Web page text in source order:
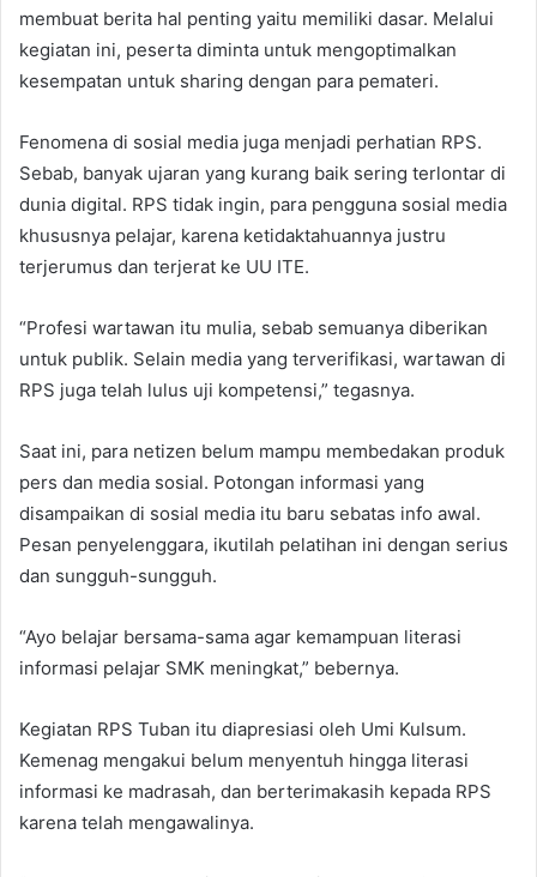
membuat berita hal penting yaitu memiliki dasar. Melalui
kegiatan ini, peserta diminta untuk mengoptimalkan
kesempatan untuk sharing dengan para pemateri.
Fenomena di sosial media juga menjadi perhatian RPS.
Sebab, banyak ujaran yang kurang baik sering terlontar di
dunia digital. RPS tidak ingin, para pengguna sosial media
khususnya pelajar, karena ketidaktahuannya justru
terjerumus dan terjerat ke UU ITE.
“Profesi wartawan itu mulia, sebab semuanya diberikan
untuk publik. Selain media yang terverifikasi, wartawan di
RPS juga telah lulus uji kompetensi,” tegasnya.
Saat ini, para netizen belum mampu membedakan produk
pers dan media sosial. Potongan informasi yang
disampaikan di sosial media itu baru sebatas info awal.
Pesan penyelenggara, ikutilah pelatihan ini dengan serius
dan sungguh-sungguh.
“Ayo belajar bersama-sama agar kemampuan literasi
informasi pelajar SMK meningkat,” bebernya.
Kegiatan RPS Tuban itu diapresiasi oleh Umi Kulsum.
Kemenag mengakui belum menyentuh hingga literasi
informasi ke madrasah, dan berterimakasih kepada RPS
karena telah mengawalinya.